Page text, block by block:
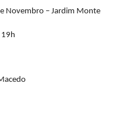
Novembro – Jardim Monte